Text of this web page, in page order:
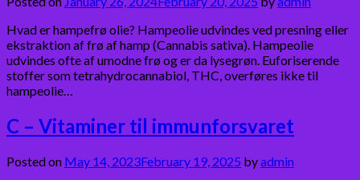
Hvad er hampefrø olie? Hampeolie udvindes ved presning eller
ekstraktion af frø af hamp (Cannabis sativa). Hampeolie
udvindes ofte af umodne frø og er da lysegrøn. Euforiserende
stoffer som tetrahydrocannabiol, THC, overføres ikke til
hampeolie…
C – Vitaminer til immunforsvaret
Posted on May 14, 2023February 19, 2025 byadmin